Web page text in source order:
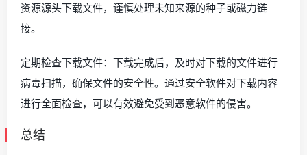
资源源头下载文件，谨慎处理未知来源的种子或磁力链
接。
定期检查下载文件：下载完成后，及时对下载的文件进行
病毒扫描，确保文件的安全性。通过安全软件对下载内容
进行全面检查，可以有效避免受到恶意软件的侵害。
总结